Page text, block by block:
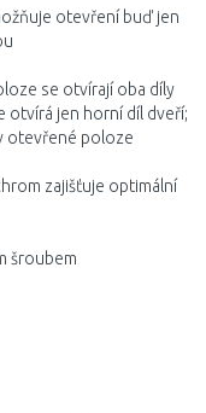
otevření buď jen
se otvírají oba díly
otvírá jen horní díl dveří;
otevřené poloze
zajišťuje optimální
šroubem